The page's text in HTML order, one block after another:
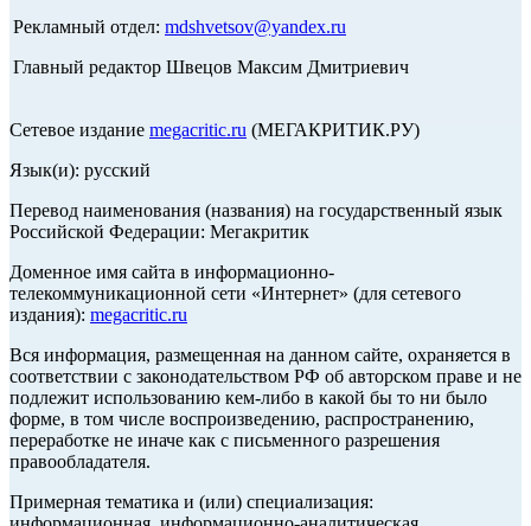
Рекламный отдел: mdshvetsov@yandex.ru
Главный редактор Швецов Максим Дмитриевич
Сетевое издание megacritic.ru (МЕГАКРИТИК.РУ)
Язык(и): русский
Перевод наименования (названия) на государственный язык
Российской Федерации: Мегакритик
Доменное имя сайта в информационно-
телекоммуникационной сети «Интернет» (для сетевого
издания): megacritic.ru
Вся информация, размещенная на данном сайте, охраняется в
соответствии с законодательством РФ об авторском праве и не
подлежит использованию кем-либо в какой бы то ни было
форме, в том числе воспроизведению, распространению,
переработке не иначе как с письменного разрешения
правообладателя.
Примерная тематика и (или) специализация: